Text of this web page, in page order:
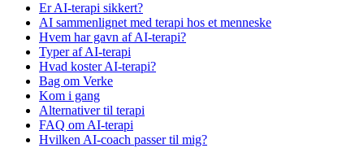
Er AI-terapi sikkert?
AI sammenlignet med terapi hos et menneske
Hvem har gavn af AI-terapi?
Typer af AI-terapi
Hvad koster AI-terapi?
Bag om Verke
Kom i gang
Alternativer til terapi
FAQ om AI-terapi
Hvilken AI-coach passer til mig?